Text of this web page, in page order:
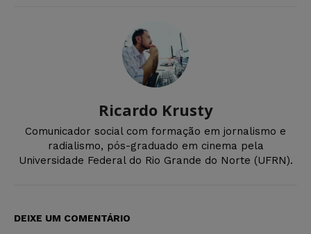
Ricardo Krusty
Comunicador social com formação em jornalismo e
radialismo, pós-graduado em cinema pela
Universidade Federal do Rio Grande do Norte (UFRN).
DEIXE UM COMENTÁRIO